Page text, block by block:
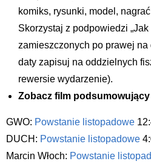
komiks, rysunki, model,
Skorzystaj z podpowiedzi „Jak
zamieszczonych po prawej
daty zapisuj na oddzielnych
rewersie wydarzenie).
Zobacz film podsumowujący
GWO: Powstanie listopadowe
DUCH: Powstanie listopadowe
Marcin Włoch: Powstanie